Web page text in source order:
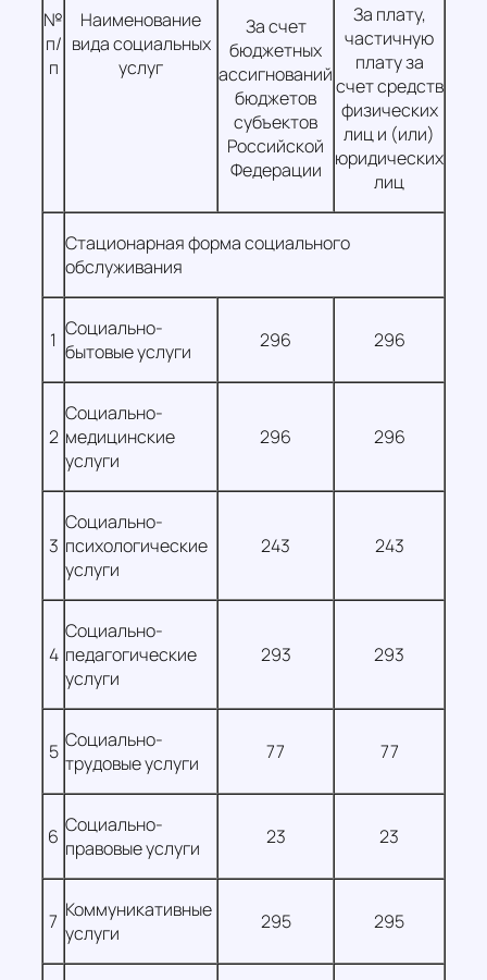
№
п/
п
Наименование
вида социальных
услуг
За счет
бюджетных
ассигнований
бюджетов
субъектов
Российской
Федерации
За плату,
частичную
плату за
счет средств
физических
лиц и (или)
юридических
лиц
Стационарная форма социального
обслуживания
1 Социально-
бытовые услуги
296 296
2
Социально-
медицинские
услуги
296 296
3
Социально-
психологические
услуги
243 243
4
Социально-
педагогические
услуги
293 293
5 Социально-
трудовые услуги
77 77
6 Социально-
правовые услуги
23 23
7 Коммуникативные
услуги
295 295